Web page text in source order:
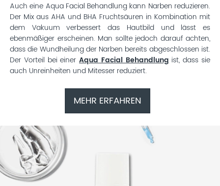
Auch eine Aqua Facial Behandlung kann Narben reduzieren.
Der Mix aus AHA und BHA Fruchtsäuren in Kombination mit
dem Vakuum verbessert das Hautbild und lässt es
ebenmäßiger erscheinen. Man sollte jedoch darauf achten,
dass die Wundheilung der Narben bereits abgeschlossen ist.
Der Vorteil bei einerAqua Facial Behandlungist, dass sie
auch Unreinheiten und Mitesser reduziert.
MEHR ERFAHREN